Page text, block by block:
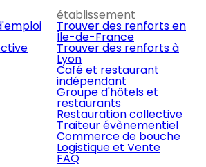
établissement
Trouver des renforts en
Île-de-France
Trouver des renforts à
Lyon
Café et restaurant
indépendant
Groupe d'hôtels et
restaurants
Restauration collective
Traiteur évènementiel
Commerce de bouche
Logistique et Vente
FAQ